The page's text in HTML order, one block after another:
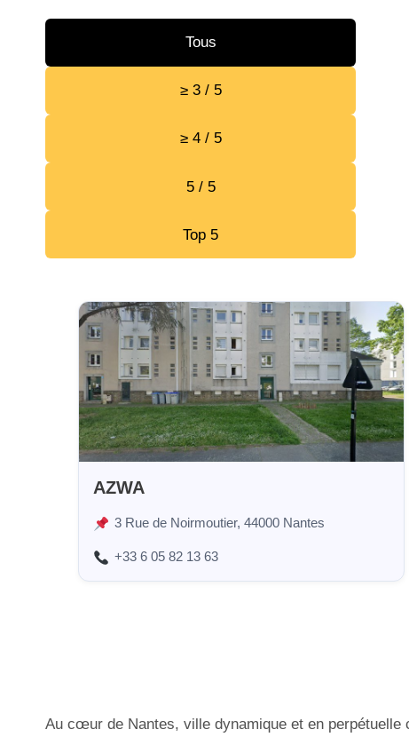
Tous
≥ 3 / 5
≥ 4 / 5
5 / 5
Top 5
AZWA
3 Rue de Noirmoutier, 44000 Nantes
+33 6 05 82 13 63
Au cœur de Nantes, ville dynamique et en